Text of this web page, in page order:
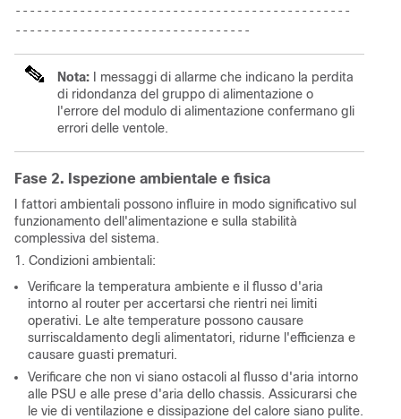
-----------------------------------------------
---------------------------------
Nota: I messaggi di allarme che indicano la perdita
di ridondanza del gruppo di alimentazione o
l'errore del modulo di alimentazione confermano gli
errori delle ventole.
Fase 2. Ispezione ambientale e fisica
I fattori ambientali possono influire in modo significativo sul
funzionamento dell'alimentazione e sulla stabilità
complessiva del sistema.
1. Condizioni ambientali:
Verificare la temperatura ambiente e il flusso d'aria
intorno al router per accertarsi che rientri nei limiti
operativi. Le alte temperature possono causare
surriscaldamento degli alimentatori, ridurne l'efficienza e
causare guasti prematuri.
Verificare che non vi siano ostacoli al flusso d'aria intorno
alle PSU e alle prese d'aria dello chassis. Assicurarsi che
le vie di ventilazione e dissipazione del calore siano pulite.